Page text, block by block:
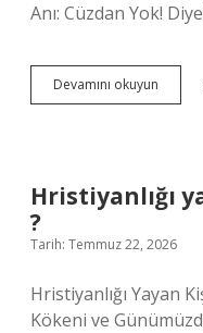
Anı: Cüzdan Yok!
Devamını okuyun
cüzdan
Hristiyanlığı
?
Tarih: Temmuz 22, 2026
Hristiyanlığı Yayan
Kökeni ve